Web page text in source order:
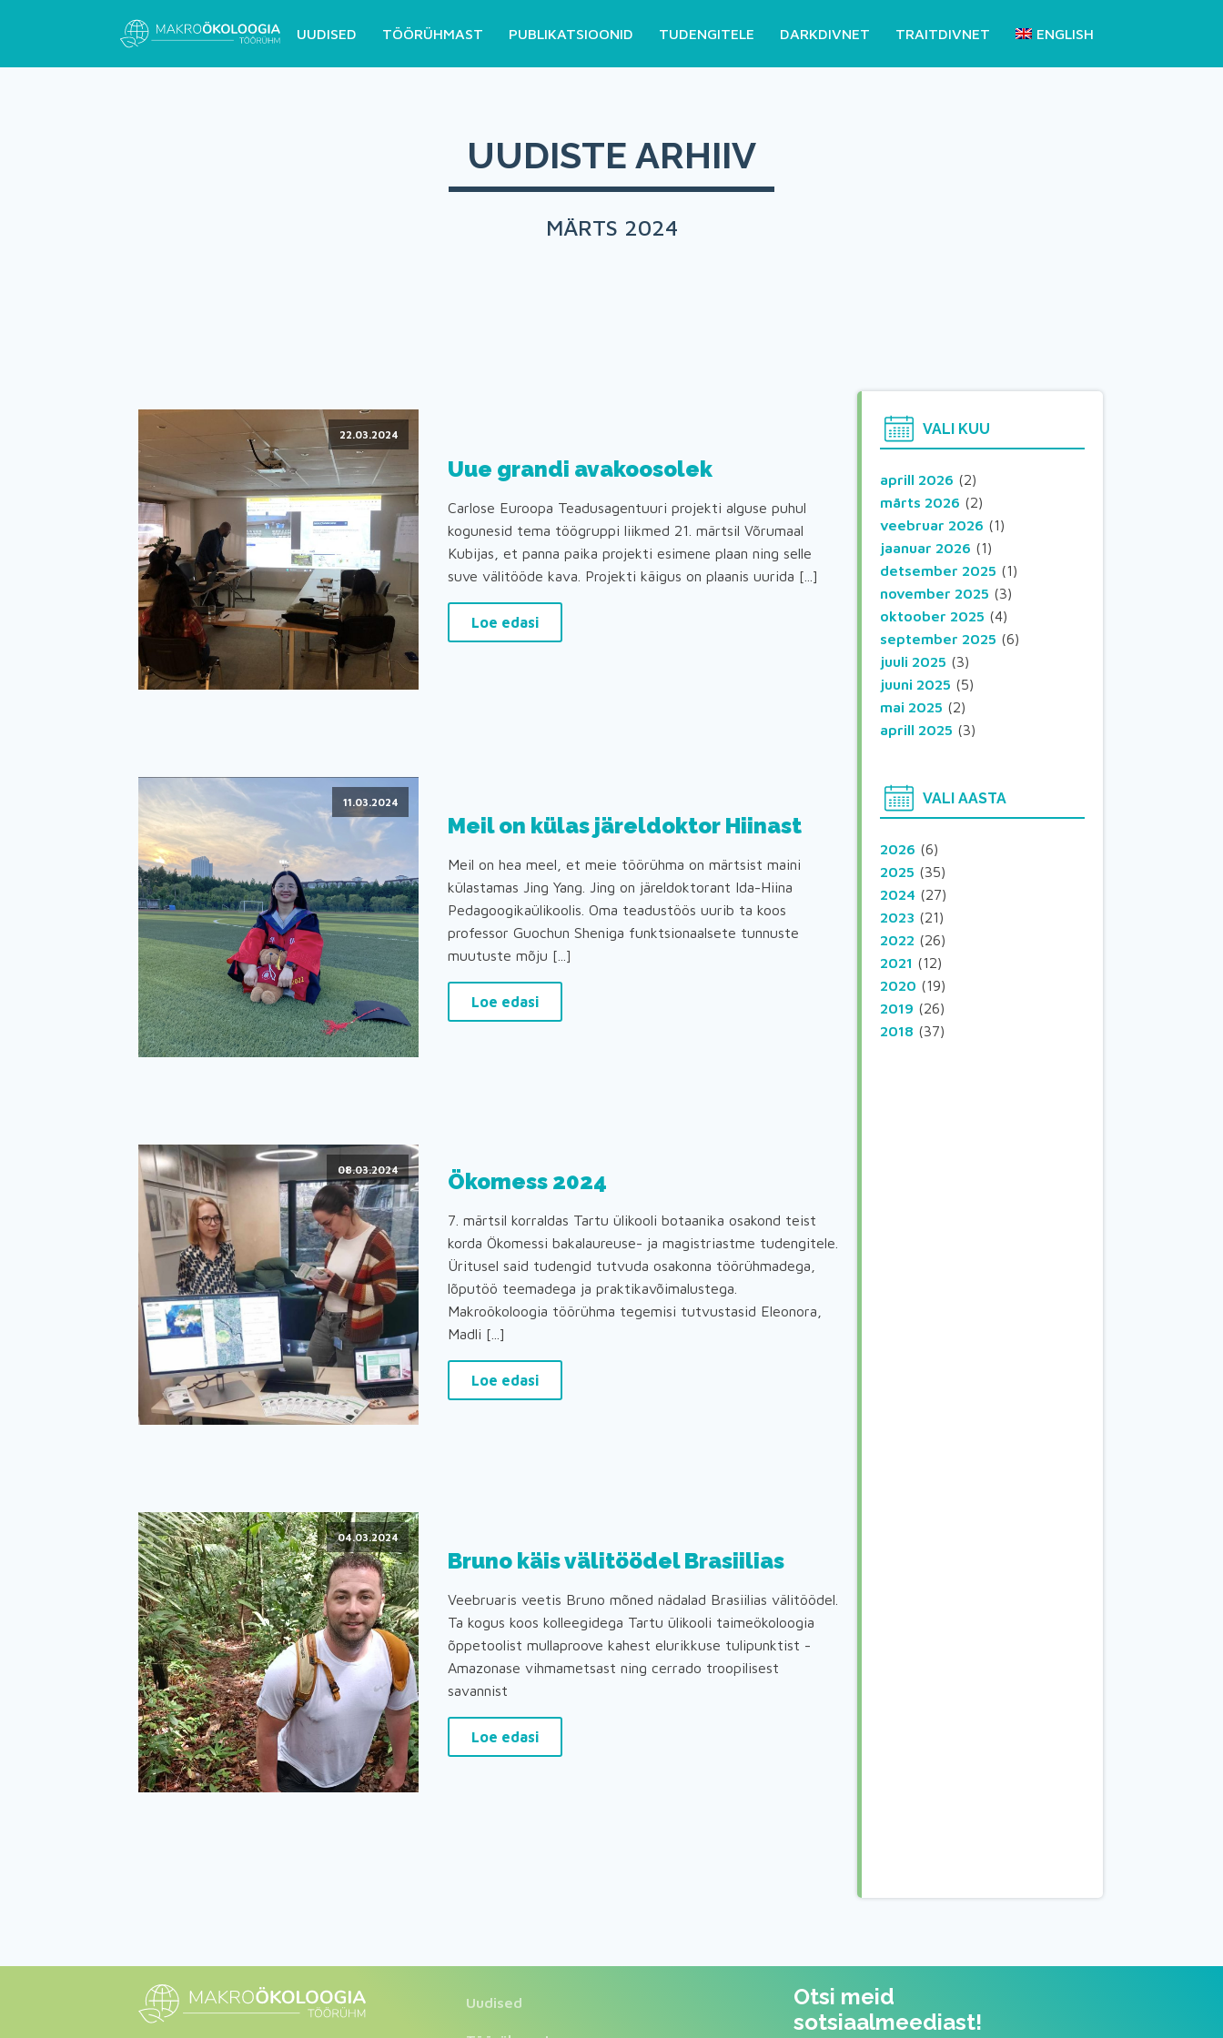
UUDISED TÖÖRÜHMAST PUBLIKATSIOONID TUDENGITELE DARKDIVNET TRAITDIVNET ENGLISH
UUDISTE ARHIIV
MÄRTS 2024
22.03.2024
Uue grandi avakoosolek
Carlose Euroopa Teadusagentuuri projekti alguse puhul
kogunesid tema töögruppi liikmed 21. märtsil Võrumaal
Kubijas, et panna paika projekti esimene plaan ning selle
suve välitööde kava. Projekti käigus on plaanis uurida [...]
Loe edasi
11.03.2024
Meil on külas järeldoktor Hiinast
Meil on hea meel, et meie töörühma on märtsist maini
külastamas Jing Yang. Jing on järeldoktorant Ida-Hiina
Pedagoogikaülikoolis. Oma teadustöös uurib ta koos
professor Guochun Sheniga funktsionaalsete tunnuste
muutuste mõju [...]
Loe edasi
08.03.2024 Ökomess 2024
7. märtsil korraldas Tartu ülikooli botaanika osakond teist
korda Ökomessi bakalaureuse- ja magistriastme tudengitele.
Üritusel said tudengid tutvuda osakonna töörühmadega,
lõputöö teemadega ja praktikavõimalustega.
Makroökoloogia töörühma tegemisi tutvustasid Eleonora,
Madli [...]
Loe edasi
04.03.2024
Bruno käis välitöödel Brasiilias
Veebruaris veetis Bruno mõned nädalad Brasiilias välitöödel.
Ta kogus koos kolleegidega Tartu ülikooli taimeökoloogia
õppetoolist mullaproove kahest elurikkuse tulipunktist -
Amazonase vihmametsast ning cerrado troopilisest
savannist
Loe edasi
VALI KUU
aprill 2026 (2)
märts 2026 (2)
veebruar 2026 (1)
jaanuar 2026 (1)
detsember 2025 (1)
november 2025 (3)
oktoober 2025 (4)
september 2025 (6)
juuli 2025 (3)
juuni 2025 (5)
mai 2025 (2)
aprill 2025 (3)
VALI AASTA
2026 (6)
2025 (35)
2024 (27)
2023 (21)
2022 (26)
2021 (12)
2020 (19)
2019 (26)
2018 (37)
Uudised
Otsi meid
sotsiaalmeediast!